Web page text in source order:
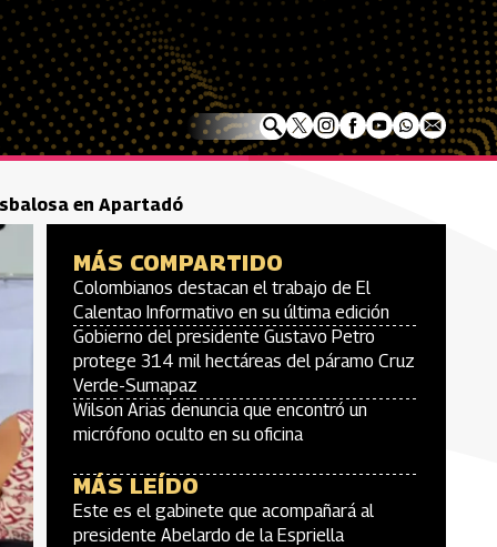
en Apartadó
MÁS COMPARTIDO
Colombianos destacan el trabajo de El
Calentao Informativo en su última edición
Gobierno del presidente Gustavo Petro
protege 314 mil hectáreas del páramo Cruz
Verde-Sumapaz
Wilson Arias denuncia que encontró un
micrófono oculto en su oficina
MÁS LEÍDO
Este es el gabinete que acompañará al
presidente Abelardo de la Espriella